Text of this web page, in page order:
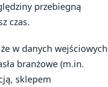
przebiegną
czas.
w danych wejściowych
branżowe (m.in.
sklepem